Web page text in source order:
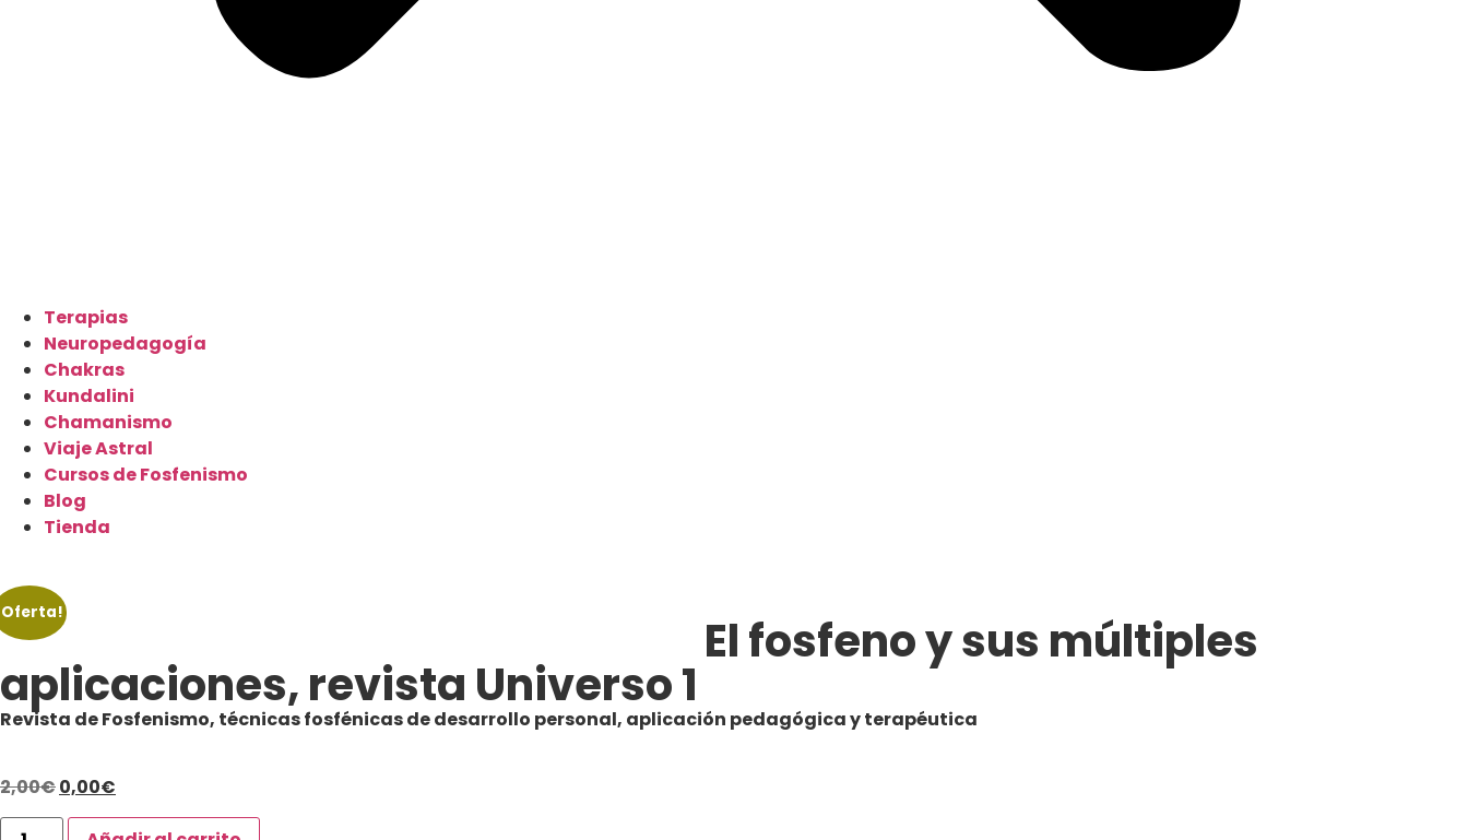
Terapias
Neuropedagogía
Chakras
Kundalini
Chamanismo
Viaje Astral
Cursos de Fosfenismo
Blog
Tienda
El fosfeno y sus múltiples
aplicaciones, revista Universo 1
Revista de Fosfenismo, técnicas fosfénicas de desarrollo personal, aplicación pedagógica y terapéutica
2,00€0,00€